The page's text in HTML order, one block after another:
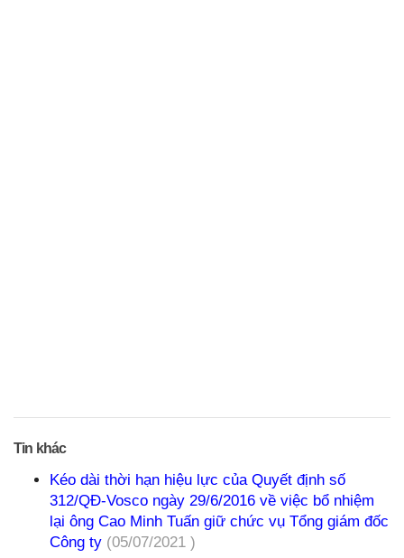
Tin khác
Kéo dài thời hạn hiệu lực của Quyết định số
312/QĐ-Vosco ngày 29/6/2016 về việc bổ nhiệm
lại ông Cao Minh Tuấn giữ chức vụ Tổng giám đốc
Công ty (05/07/2021 )